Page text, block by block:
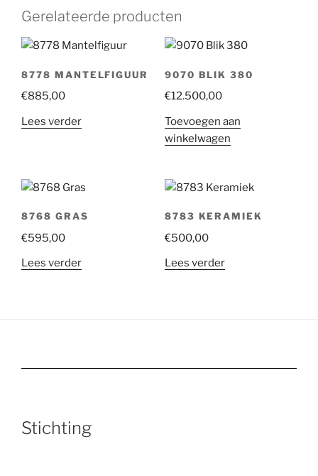
Gerelateerde producten
8778 MANTELFIGUUR
€885,00
Lees verder
9070 BLIK 380
€12.500,00
Toevoegen aan
winkelwagen
8768 GRAS
€595,00
Lees verder
8783 KERAMIEK
€500,00
Lees verder
Stichting